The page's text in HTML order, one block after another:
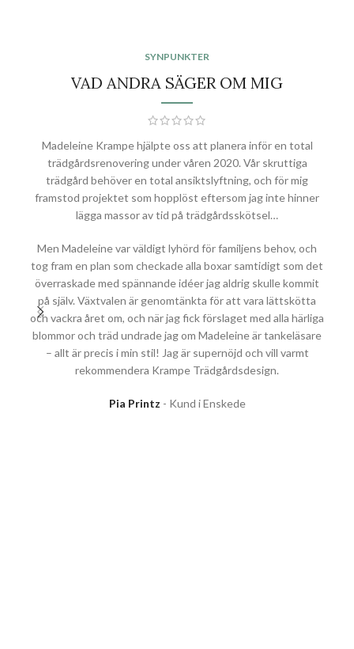
SYNPUNKTER
VAD ANDRA SÄGER OM MIG
Madeleine Krampe hjälpte oss att planera inför en total
trädgårdsrenovering under våren 2020. Vår skruttiga
trädgård behöver en total ansiktslyftning, och för mig
framstod projektet som hopplöst eftersom jag inte hinner
lägga massor av tid på trädgårdsskötsel…
Men Madeleine var väldigt lyhörd för familjens behov, och
tog fram en plan som checkade alla boxar samtidigt som det
överraskade med spännande idéer jag aldrig skulle kommit
på själv. Växtvalen är genomtänkta för att vara lättskötta
och vackra året om, och när jag fick förslaget med alla härliga
blommor och träd undrade jag om Madeleine är tankeläsare
– allt är precis i min stil! Jag är supernöjd och vill varmt
rekommendera Krampe Trädgårdsdesign.
Pia Printz Kund i Enskede